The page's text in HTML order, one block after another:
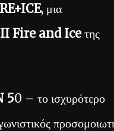
, μια
Fire and Iceτης
50 – το ισχυρότερο